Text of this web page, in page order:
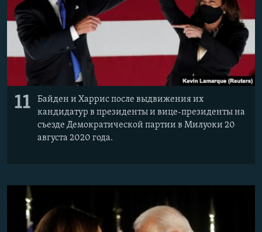
11
Байден и Харрис после выдвижения их
кандидатур в президенты и вице-президенты на
съезде Демократической партии в Милуоки 20
августа 2020 года.